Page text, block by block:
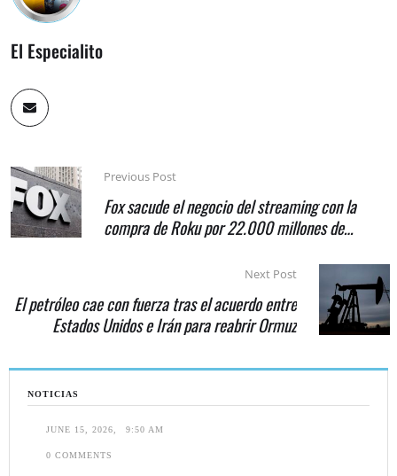
NOTICIAS
JUNE 15, 2026 9:50 AM
0 COMMENTS
El Especialito
Previous Post
Fox sacude el negocio del streaming con la
compra de Roku por 22.000 millones de
Next Post
El petróleo cae con fuerza tras el acuerdo entre
Estados Unidos e Irán para reabrir Ormuz